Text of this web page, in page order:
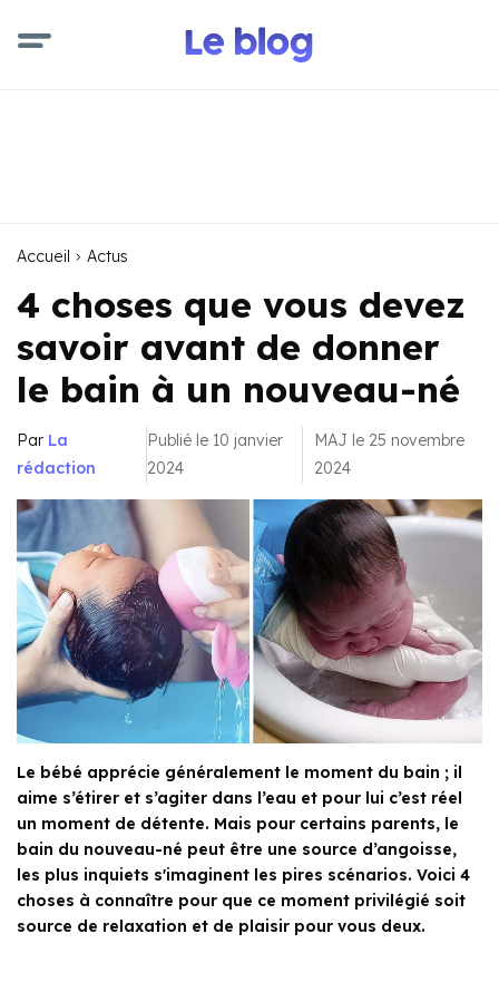
Accueil Actus
4 choses que vous devez
savoir avant de donner
le bain à un nouveau-né
Par La
rédaction
Publié le 10 janvier
2024
MAJ le 25 novembre
2024
Le bébé apprécie généralement le moment du bain ; il
aime s’étirer et s’agiter dans l’eau et pour lui c’est réel
un moment de détente. Mais pour certains parents, le
bain du nouveau-né peut être une source d’angoisse,
les plus inquiets s'imaginent les pires scénarios. Voici 4
choses à connaître pour que ce moment privilégié soit
source de relaxation et de plaisir pour vous deux.